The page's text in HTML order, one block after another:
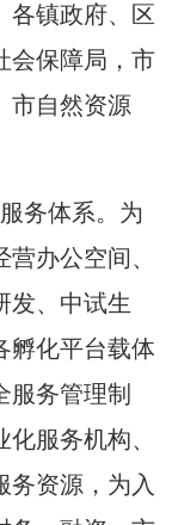
各镇政府、区
会保障局，市
市自然资源
务体系。为
办公空间、
发、中试生
孵化平台载体
服务管理制
服务机构、
务资源，为入